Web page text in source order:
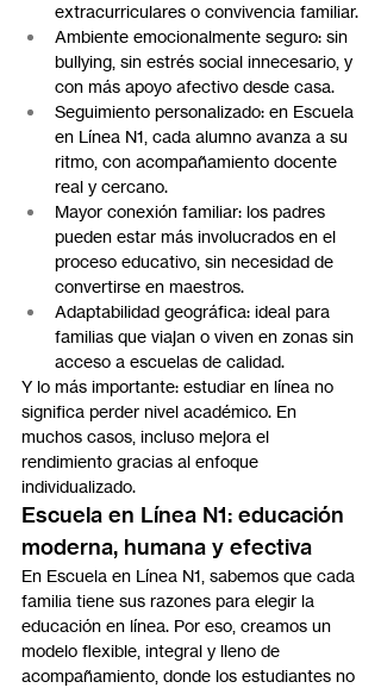
extracurriculares o convivencia familiar.
Ambiente emocionalmente seguro: sin
bullying, sin estrés social innecesario, y
con más apoyo afectivo desde casa.
Seguimiento personalizado: en Escuela
en Línea N1, cada alumno avanza a su
ritmo, con acompañamiento docente
real y cercano.
Mayor conexión familiar: los padres
pueden estar más involucrados en el
proceso educativo, sin necesidad de
convertirse en maestros.
Adaptabilidad geográfica: ideal para
familias que viajan o viven en zonas sin
acceso a escuelas de calidad.
Y lo más importante: estudiar en línea no
significa perder nivel académico. En
muchos casos, incluso mejora el
rendimiento gracias al enfoque
individualizado.
Escuela en Línea N1: educación
moderna, humana y efectiva
En Escuela en Línea N1, sabemos que cada
familia tiene sus razones para elegir la
educación en línea. Por eso, creamos un
modelo flexible, integral y lleno de
acompañamiento, donde los estudiantes no